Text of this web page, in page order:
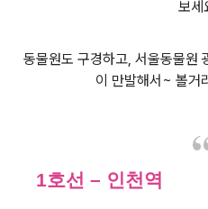
보세
동물원도 구경하고, 서울동물원
이 만발해서 ~ 볼거
1호선 – 인천역